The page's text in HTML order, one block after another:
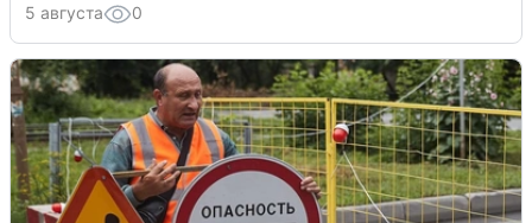
5 августа 0